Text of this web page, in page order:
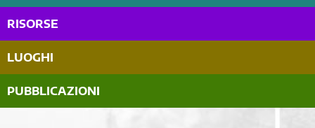
RISORSE
LUOGHI
PUBBLICAZIONI